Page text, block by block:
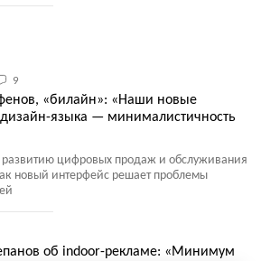
9
«билайн»: «Наши новые
языка — минималистичность
развитию цифровых продаж и обслуживания
новый интерфейс решает проблемы
об indoor-рекламе: «Минимум